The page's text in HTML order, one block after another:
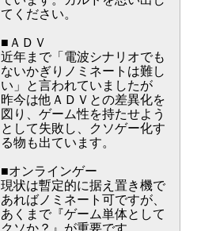
てください。
■ＡＤＶ
近年まで「電波シナリオでも
ないかぎりノミネートは難し
い」と言われていましたが
昨今は他ＡＤＶとの差異化を
図り、ゲーム性を持たせよう
として失敗し、クソゲー化す
る物も出ています。
■オンラインゲー
現状は暫定的に据え置き機で
あればノミネート可ですが、
あくまで『ゲーム単体として
クソか？』が重要です。